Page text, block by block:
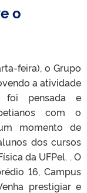
o
feira), o Grupo
a atividade
foi pensada e
com o
momento de
dos cursos
da UFPel. . O
16, Campus
prestigiar e